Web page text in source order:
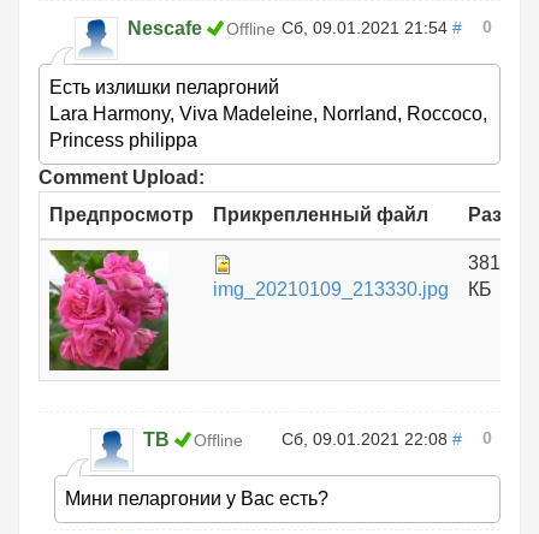
Nescafe Offline Сб, 09.01.2021 21:54 # 0
Есть излишки пеларгоний
Lara Harmony, Viva Madeleine, Norrland, Roccoco,
Princess philippa
Comment Upload:
Предпросмотр
Прикрепленный файл Размер
img_20210109_213330.jpg
381.24
КБ
ТВ Offline Сб, 09.01.2021 22:08 # 0
Мини пеларгонии у Вас есть?